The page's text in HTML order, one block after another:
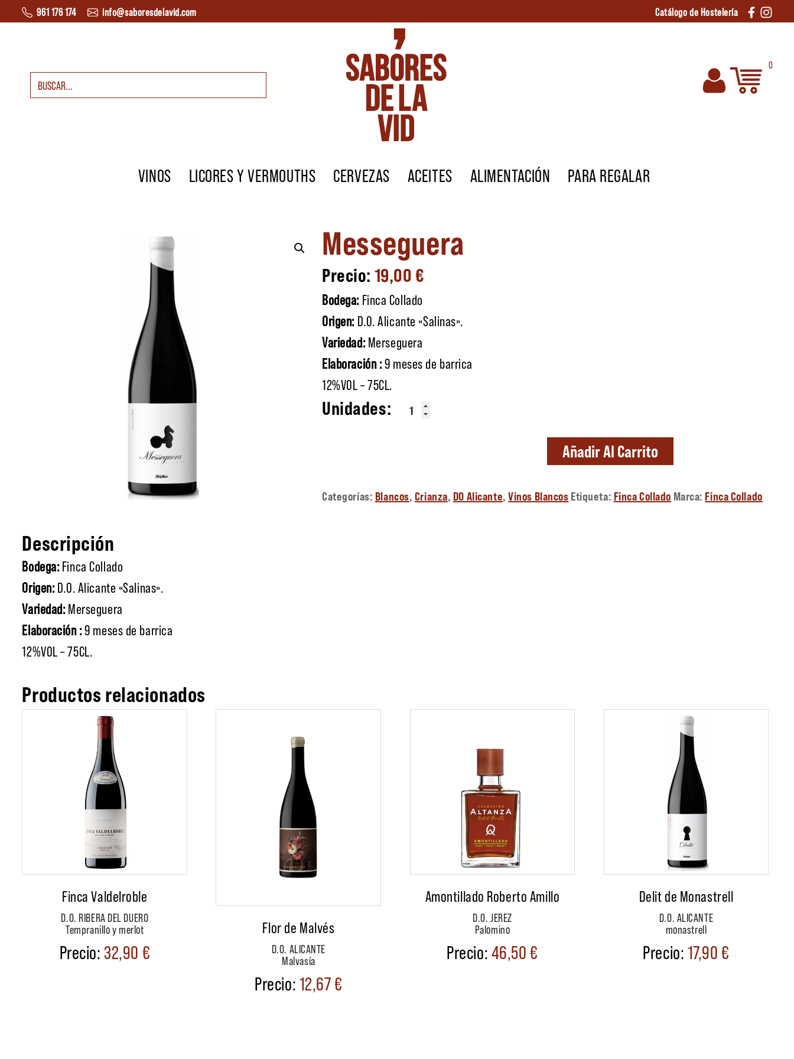
Saltar al contenido
961 176 174 info@saboresdelavid.com Catálogo de Hostelería
Buscar:
0
VINOS LICORES Y VERMOUTHS CERVEZAS ACEITES ALIMENTACIÓN PARA REGALAR
Messeguera
19,00€
Bodega: Finca Collado
Origen: D.O. Alicante «Salinas».
Variedad:Merseguera
Elaboración :9 meses de barrica
12%VOL – 75CL.
Messeguera cantidad
Añadir Al Carrito
Categorías: Blancos, Crianza, DO Alicante,Vinos Blancos Etiqueta: Finca Collado Marca: Finca Collado
Descripción
Bodega:Finca Collado
Origen:D.O. Alicante «Salinas».
Variedad:Merseguera
Elaboración :9 meses de barrica
12%VOL – 75CL.
Productos relacionados
Finca Valdelroble
D.O. RIBERA DEL DUERO
Tempranillo y merlot
32,90 €
Flor de Malvés
D.O. ALICANTE
Malvasía
12,67€
Amontillado Roberto Amillo
D.O. JEREZ
Palomino
46,50€
Delit de Monastrell
D.O. ALICANTE
monastrell
17,90€